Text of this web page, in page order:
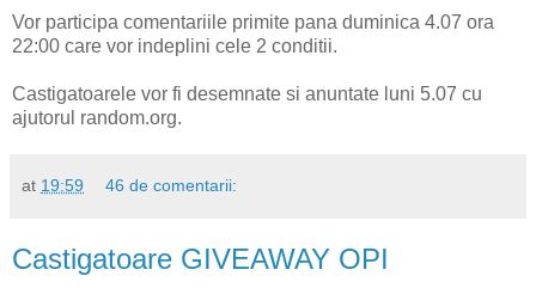
Vor participa comentariile primite pana duminica 4.07 ora
22:00 care vor indeplini cele 2 conditii.
Castigatoarele vor fi desemnate si anuntate luni 5.07 cu
ajutorul random.org.
at 19:59 46 de comentarii:
Castigatoare GIVEAWAY OPI